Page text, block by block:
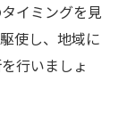
イミングを見
使し、地域に
行いましょ